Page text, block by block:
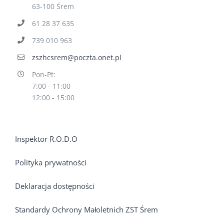
63-100 Śrem
61 28 37 635
739 010 963
zszhcsrem@poczta.onet.pl
Pon-Pt:
7:00 - 11:00
12:00 - 15:00
Inspektor R.O.D.O
Polityka prywatności
Deklaracja dostępności
Standardy Ochrony Małoletnich ZST Śrem